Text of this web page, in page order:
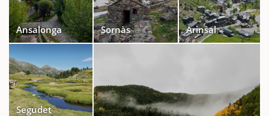
Ansalonga Sornàs Arinsal
Segudet